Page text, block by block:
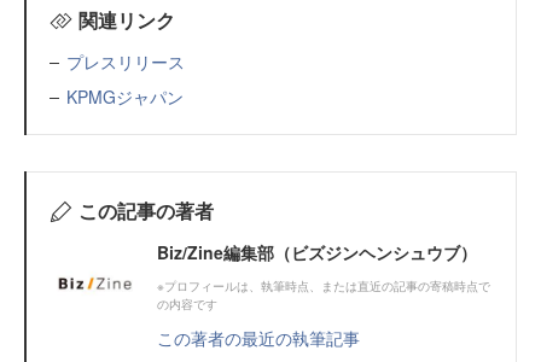
関連リンク
プレスリリース
KPMGジャパン
この記事の著者
Biz/Zine編集部（ビズジンヘンシュウブ）
※プロフィールは、執筆時点、または直近の記事の寄稿時点で
の内容です
この著者の最近の執筆記事